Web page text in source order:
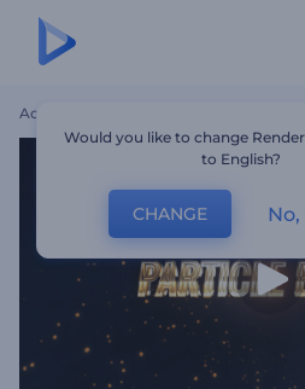
Accueil Animation De Logo
Would you like to change
to English?
CHANGE